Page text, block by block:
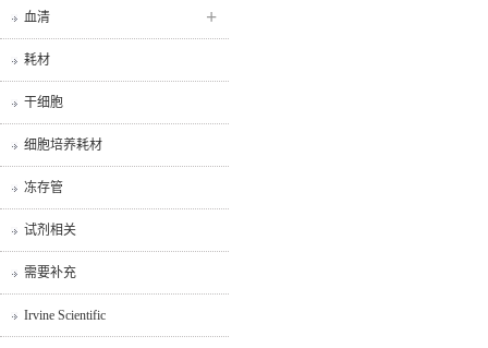
血清 +
耗材
干细胞
细胞培养耗材
冻存管
试剂相关
需要补充
Irvine Scientific